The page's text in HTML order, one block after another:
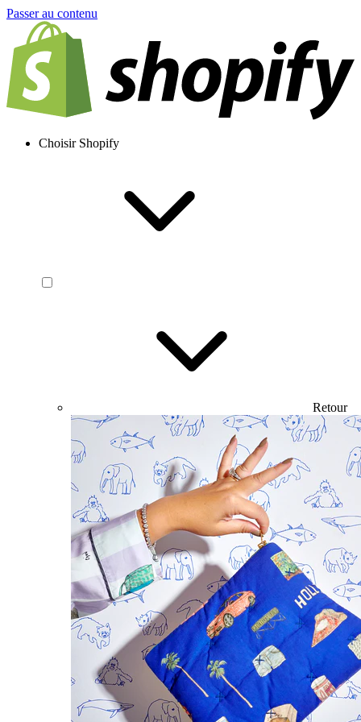
Passer au contenu
Choisir Shopify
Retour